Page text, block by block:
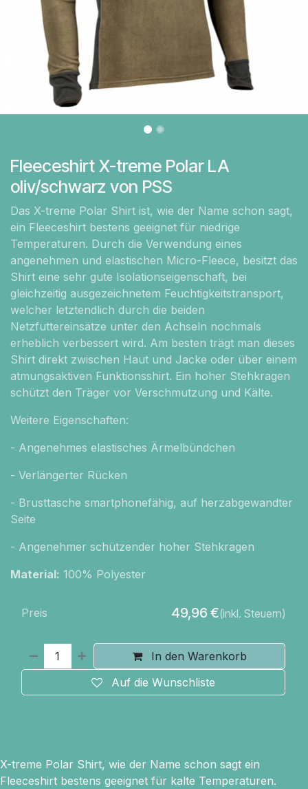
Fleeceshirt X-treme Polar LA
oliv/schwarz von PSS
Das X-treme Polar Shirt ist, wie der Name schon sagt,
ein Fleeceshirt bestens geeignet für niedrige
Temperaturen. Durch die Verwendung eines
angenehmen und elastischen Micro-Fleece, besitzt das
Shirt eine sehr gute Isolationseigenschaft, bei
gleichzeitig ausgezeichnetem Feuchtigkeitstransport,
welcher letztendlich durch die beiden
Netzfuttereinsätze unter den Achseln nochmals
erheblich verbessert wird. Am besten trägt man dieses
Shirt direkt zwischen Haut und Jacke oder über einem
atmungsaktiven Funktionsshirt. Ein hoher Stehkragen
schützt den Träger vor Verschmutzung und Kälte.
Weitere Eigenschaften:
- Angenehmes elastisches Ärmelbündchen
- Verlängerter Rücken
- Brusttasche smartphonefähig, auf herzabgewandter
Seite
- Angenehmer schützender hoher Stehkragen
Material: 100% Polyester
In den Warenkorb
Auf die Wunschliste
Preis 49,96 €(inkl. Steuern)
X-treme Polar Shirt, wie der Name schon sagt ein
Fleeceshirt bestens geeignet für kalte Temperaturen.